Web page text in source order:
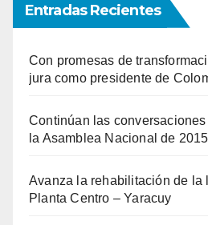
Entradas Recientes
Con promesas de
jura como presidente de
Continúan las
la Asamblea Nacional de 2015
Avanza la rehabilitación de la
Planta Centro – Yaracuy